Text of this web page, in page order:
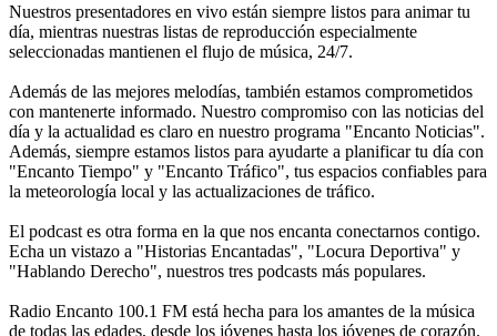
Nuestros presentadores en vivo están siempre listos para animar tu
día, mientras nuestras listas de reproducción especialmente
seleccionadas mantienen el flujo de música, 24/7.
Además de las mejores melodías, también estamos comprometidos
con mantenerte informado. Nuestro compromiso con las noticias del
día y la actualidad es claro en nuestro programa "Encanto Noticias".
Además, siempre estamos listos para ayudarte a planificar tu día con
"Encanto Tiempo" y "Encanto Tráfico", tus espacios confiables para
la meteorología local y las actualizaciones de tráfico.
El podcast es otra forma en la que nos encanta conectarnos contigo.
Echa un vistazo a "Historias Encantadas", "Locura Deportiva" y
"Hablando Derecho", nuestros tres podcasts más populares.
Radio Encanto 100.1 FM está hecha para los amantes de la música
de todas las edades, desde los jóvenes hasta los jóvenes de corazón.